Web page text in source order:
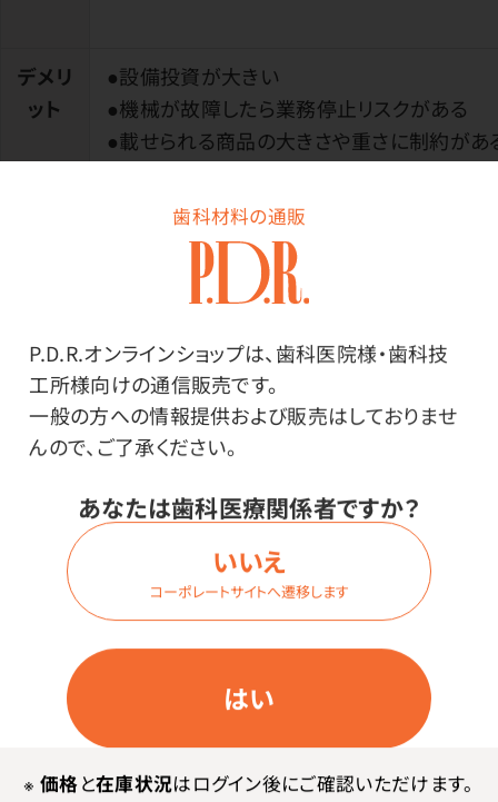
歯科材料の通販
P.D.R.オンラインショップは、歯科医院様・歯科技
工所様向けの通信販売です。
一般の方への情報提供および販売はしておりませ
んので、ご了承ください。
あなたは歯科医療関係者ですか？
はい
いいえ
コーポレートサイトへ遷移します
※ 価格と在庫状況はログイン後にご確認いただけます。
デメリ
ット
●設備投資が大きい
●機械が故障したら業務停止リスクがある
●載せられる商品の大きさや重さに制約があ
最先端技術に感動しました！
見学後に社長の仲谷と振り返りをしました
君はどの倉庫を使いたい？
少しだけ安い
倉庫Cです。
コストを考えてくれてありがとう、Cが安いの不思議
だよね。